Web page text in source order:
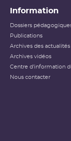
Information
Dossiers
Publications
Archives des actualités
Archives vidéos
Centre d'information
Nous contacter